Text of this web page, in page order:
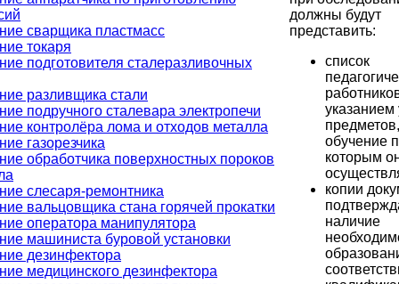
сварщика пластмасс
токаря
подготовителя сталеразливочных
разливщика стали
подручного сталевара электропечи
контролёра лома и отходов металла
газорезчика
обработчика поверхностных пороков
слесаря-ремонтника
вальцовщика стана горячей прокатки
оператора манипулятора
машиниста буровой установки
дезинфектора
медицинского дезинфектора
должны будут
представить:
список
предметов,
обучение
которым
копии
наличие